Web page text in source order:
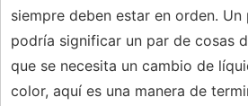
siempre deben estar en orden.
podría significar un par de cosas
que se necesita un cambio de
color, aquí es una manera de